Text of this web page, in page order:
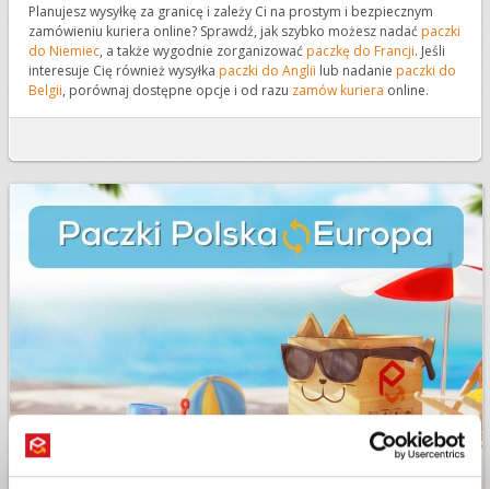
Planujesz wysyłkę za granicę i zależy Ci na prostym i bezpiecznym
zamówieniu kuriera online? Sprawdź, jak szybko możesz nadać paczki
do Niemiec, a także wygodnie zorganizować paczkę do Francji. Jeśli
interesuje Cię również wysyłka paczki do Anglii lub nadanie paczki do
Belgii, porównaj dostępne opcje i od razu zamów kuriera online.